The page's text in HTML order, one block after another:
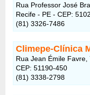
Rua Professor José
Recife - PE - CEP:
(81) 3326-7486
Climepe-Clínica
Rua Jean Émile
CEP: 51190-450
(81) 3338-2798